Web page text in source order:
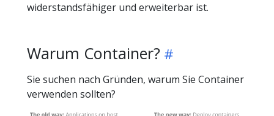
widerstandsfähiger und erweiterbar ist.
Warum Container?
Sie suchen nach Gründen, warum Sie Container
verwenden sollten?